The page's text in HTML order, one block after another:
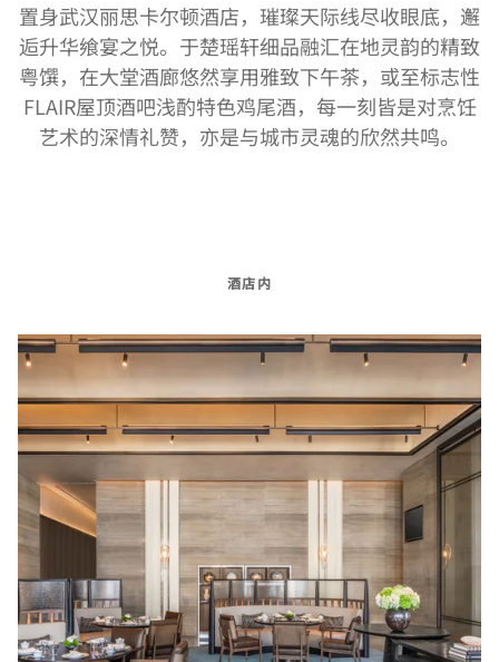
置身武汉丽思卡尔顿酒店，璀璨天际线尽收眼底，邂
逅升华飨宴之悦。于楚瑶轩细品融汇在地灵韵的精致
粤馔，在大堂酒廊悠然享用雅致下午茶，或至标志性
FLAIR屋顶酒吧浅酌特色鸡尾酒，每一刻皆是对烹饪
艺术的深情礼赞，亦是与城市灵魂的欣然共鸣。
酒店内